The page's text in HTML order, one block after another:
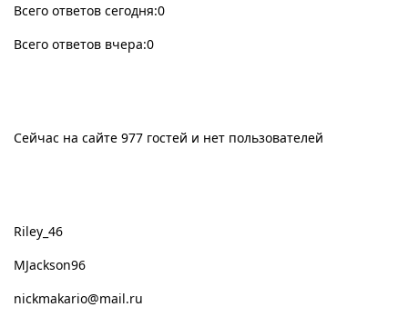
Всего ответов сегодня:0
Всего ответов вчера:0
Сейчас на сайте 977 гостей и нет пользователей
Riley_46
MJackson96
nickmakario@mail.ru